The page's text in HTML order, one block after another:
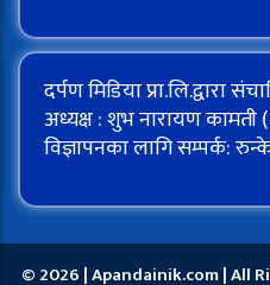
दर्पण मिडिया
अध्यक्ष : शुभ नारायण कामती
विज्ञापनका लागि सम्पर्क:
© 2026 | Apandainik.com | All